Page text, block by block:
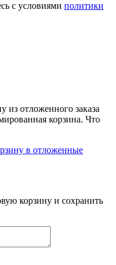
с условиями политики
из отложенного заказа
корзина. Что
в отложенные
корзину и сохранить